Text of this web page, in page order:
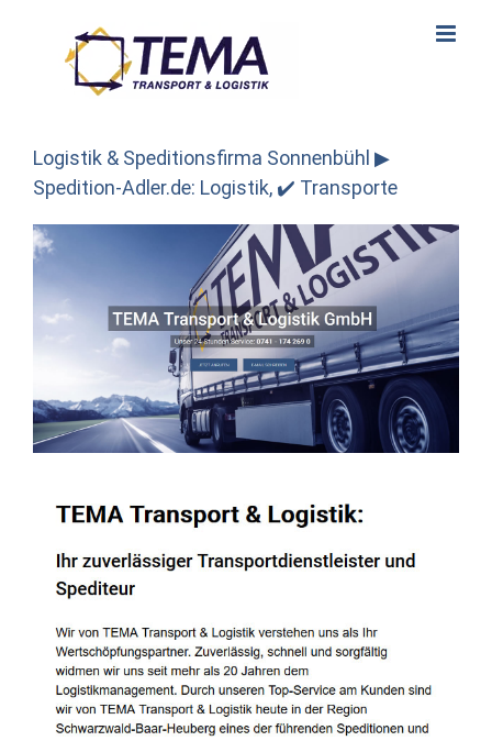
Logistik & Speditionsfirma Sonnenbühl ▶︎
Spedition-Adler.de: Logistik, ✔️ Transporte